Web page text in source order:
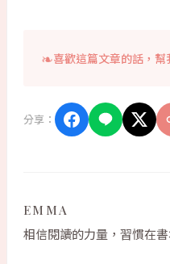
喜歡這篇文章的話，幫
分享：
EMMA
相信閱讀的力量，習慣在